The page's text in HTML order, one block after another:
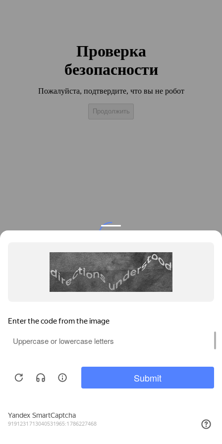
Проверка
безопасности
Пожалуйста, подтвердите, что вы не робот
Продолжить